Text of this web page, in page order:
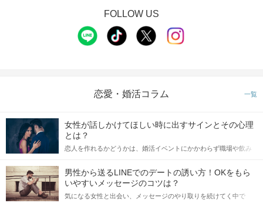
FOLLOW US
恋愛・婚活コラム 一覧
女性が話しかけてほしい時に出すサインとその心理
とは？
恋人を作れるかどうかは、婚活イベントにかかわらず職場や飲み
てアプローチできるかにも左右されます。 これから恋人作りを本
格的に始めようとしている方は、女性が異性を求めて出すサイン
をしっかりと理解し、正しい行動に移せるかどうかが重要。 この
記事では、女性が話しかけて欲しい時に出すサインとその心理を
男性から送るLINEでのデートの誘い方！OKをもら
いやすいメッセージのコツは？
気になる女性と出会い、メッセージのやり取りを続けてく中で